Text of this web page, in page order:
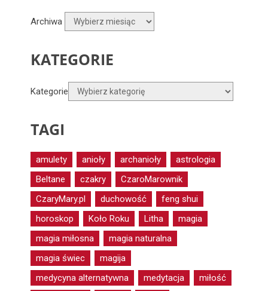
Archiwa
KATEGORIE
Kategorie
TAGI
amulety anioły archanioły
astrologia
Beltane
czakry
CzaroMarownik
CzaryMary.pl
duchowość
feng shui
horoskop
Koło Roku Litha
magia
magia miłosna
magia naturalna
magia świec
magija
medycyna alternatywna
medytacja
miłość